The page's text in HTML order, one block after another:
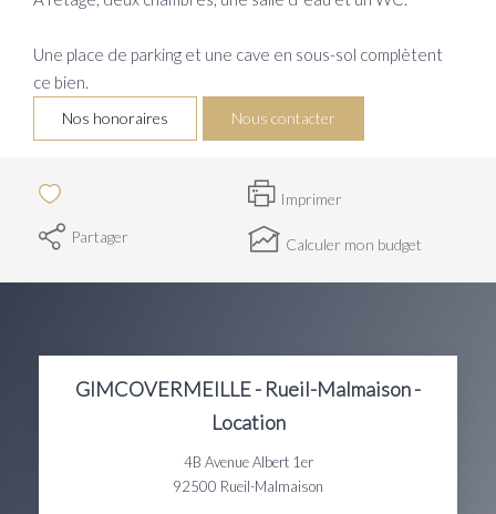
Une place de parking et une cave en sous-sol complètent
ce bien.
Nos honoraires Nous contacter
Imprimer
Partager
Calculer mon budget
GIMCOVERMEILLE - Rueil-Malmaison -
Location
4B Avenue Albert 1er
92500 Rueil-Malmaison